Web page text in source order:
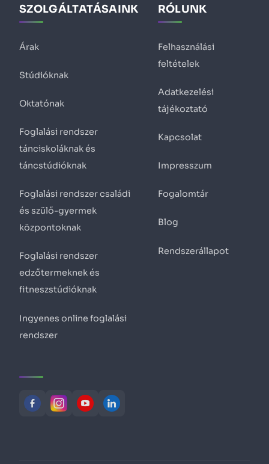
SZOLGÁLTATÁSAINK
Árak
Stúdióknak
Oktatónak
Foglalási rendszer
tánciskoláknak és
táncstúdióknak
Foglalási rendszer családi
és szülő-gyermek
központoknak
Foglalási rendszer
edzőtermeknek és
fitneszstúdióknak
Ingyenes online foglalási
rendszer
RÓLUNK
Felhasználási
feltételek
Adatkezelési
tájékoztató
Kapcsolat
Impresszum
Fogalomtár
Blog
Rendszerállapot